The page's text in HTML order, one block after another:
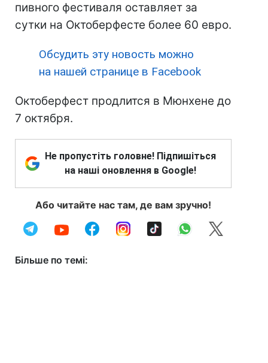
пивного фестиваля оставляет за
сутки на Октоберфесте более 60 евро.
Обсудить эту новость можно
на нашей странице в Facebook
Октоберфест продлится в Мюнхене до
7 октября.
Не пропустіть головне! Підпишіться
на наші оновлення в Google!
Або читайте нас там, де вам зручно!
Більше по темі: